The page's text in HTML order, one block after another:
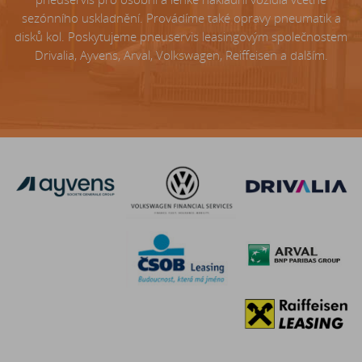
sezónního uskladnění. Provádíme také opravy pneumatik a
disků kol. Poskytujeme pneuservis leasingovým společnostem
Drivalia, Ayvens, Arval, Volkswagen, Reiffeisen a dalším.